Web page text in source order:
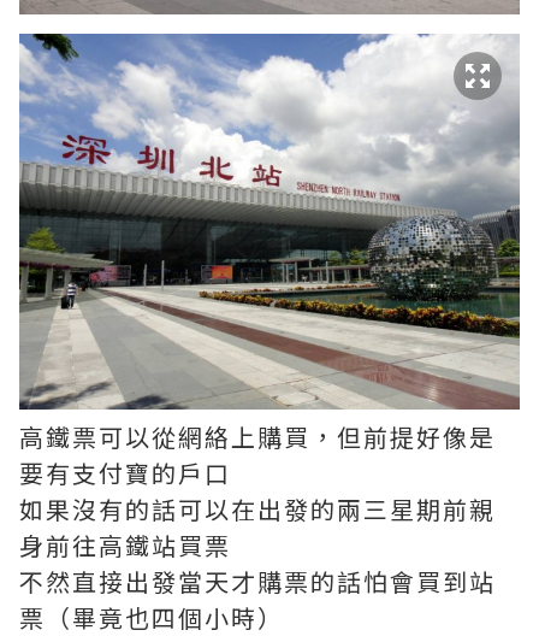
高鐵票可以從網絡上購買，但前提好像是
要有支付寶的戶口
如果沒有的話可以在出發的兩三星期前親
身前往高鐵站買票
不然直接出發當天才購票的話怕會買到站
票（畢竟也四個小時）